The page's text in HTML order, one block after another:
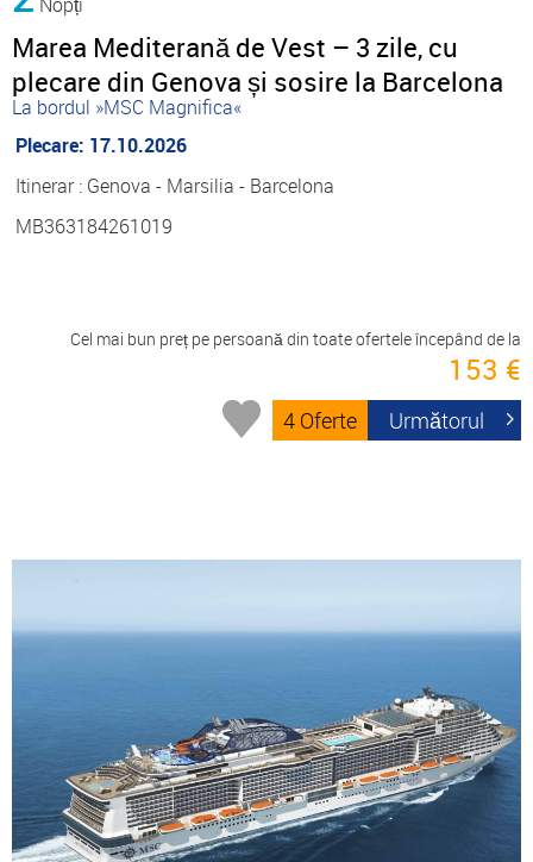
Marea Mediterană de Vest – 3 zile, cu
plecare din Genova și sosire la Barcelona
La bordul »MSC Magnifica«
Plecare: 17.10.2026
Itinerar : Genova - Marsilia - Barcelona
MB363184261019
Cel mai bun preț pe persoană din toate ofertele începând de la
153 €
4 Oferte Următorul